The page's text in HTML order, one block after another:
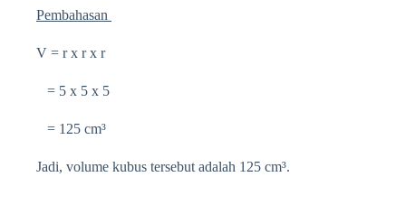
Pembahasan
V = r x r x r
= 5 x 5 x 5
= 125 cm³
Jadi, volume kubus tersebut adalah 125 cm³.